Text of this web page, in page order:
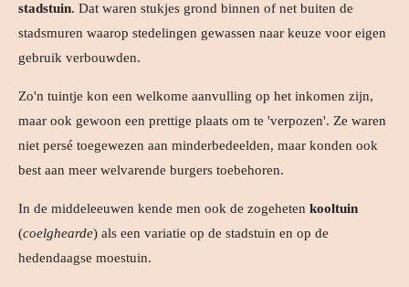
stadstuin. Dat waren stukjes grond binnen of net buiten de
stadsmuren waarop stedelingen gewassen naar keuze voor eigen
gebruik verbouwden.
Zo'n tuintje kon een welkome aanvulling op het inkomen zijn,
maar ook gewoon een prettige plaats om te 'verpozen'. Ze waren
niet persé toegewezen aan minderbedeelden, maar konden ook
best aan meer welvarende burgers toebehoren.
In de middeleeuwen kende men ook de zogeheten kooltuin
(coelghearde) als een variatie op de stadstuin en op de
hedendaagse moestuin.